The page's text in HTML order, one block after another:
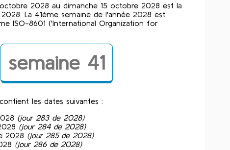
2028 au dimanche 15 octobre 2028 est la
La 41ème semaine de l'année 2028 est
ISO-8601 ('International Organization for
semaine 41
les dates suivantes :
(jour 283 de 2028)
(jour 284 de 2028)
2028 (jour 285 de 2028)
(jour 286 de 2028)